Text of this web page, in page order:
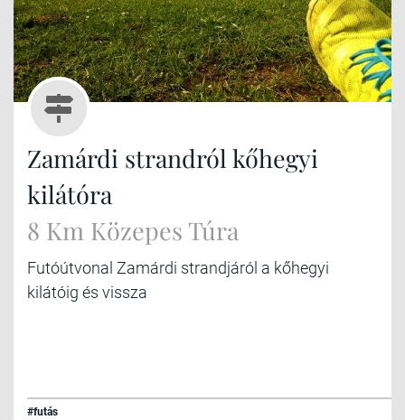
Zamárdi strandról kőhegyi
kilátóra
8 Km Közepes Túra
Futóútvonal Zamárdi strandjáról a kőhegyi
kilátóig és vissza
#futás